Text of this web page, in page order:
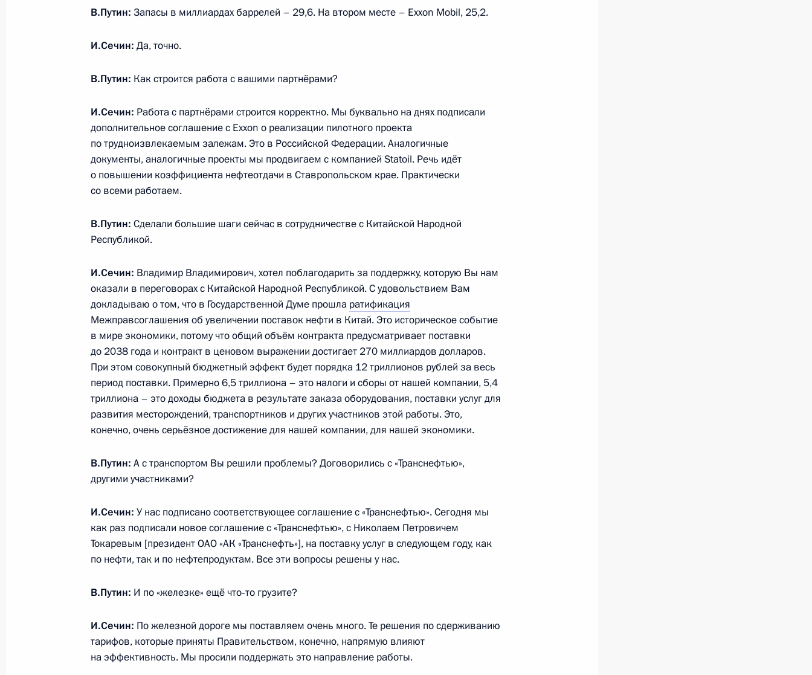
Союзного государства
Подписан закон о ратификации российско-китайского
сырой нефтью
Встреча с главой компании «Роснефть» Игорем Сечиным
Заседание Совета по науке и образованию
20 декабря 2013 года, 15:40 Москва, Кремль
Николай Рогожкин назначен первым заместителем Министра
внутренних дел – главнокомандующим внутренними войсками
МВД
20 декабря 2013 года, 13:55
деятельности МВД
Показать предыдущие материалы
Встреча с военнослужащими Военно-Морского Флота
В.Путин: Запасы в миллиардах баррелей – 29,6. На втором месте – Exxon Mobil, 25,2.
И.Сечин: Да, точно.
В.Путин: Как строится работа с вашими партнёрами?
И.Сечин: Работа с партнёрами строится корректно. Мы буквально на днях подписали
дополнительное соглашение с Exxon о реализации пилотного проекта
по трудноизвлекаемым залежам. Это в Российской Федерации. Аналогичные
документы, аналогичные проекты мы продвигаем с компанией Statoil. Речь идёт
о повышении коэффициента нефтеотдачи в Ставропольском крае. Практически
со всеми работаем.
В.Путин: Сделали большие шаги сейчас в сотрудничестве с Китайской Народной
Республикой.
И.Сечин: Владимир Владимирович, хотел поблагодарить за поддержку, которую Вы нам
оказали в переговорах с Китайской Народной Республикой. С удовольствием Вам
докладываю о том, что в Государственной Думе прошла ратификация
Межправсоглашения об увеличении поставок нефти в Китай. Это историческое событие
в мире экономики, потому что общий объём контракта предусматривает поставки
до 2038 года и контракт в ценовом выражении достигает 270 миллиардов долларов.
При этом совокупный бюджетный эффект будет порядка 12 триллионов рублей за весь
период поставки. Примерно 6,5 триллиона – это налоги и сборы от нашей компании, 5,4
триллиона – это доходы бюджета в результате заказа оборудования, поставки услуг для
развития месторождений, транспортников и других участников этой работы. Это,
конечно, очень серьёзное достижение для нашей компании, для нашей экономики.
В.Путин: А с транспортом Вы решили проблемы? Договорились с «Транснефтью»,
другими участниками?
И.Сечин: У нас подписано соответствующее соглашение с «Транснефтью». Сегодня мы
как раз подписали новое соглашение с «Транснефтью», с Николаем Петровичем
Токаревым [президент ОАО «АК «Транснефть»], на поставку услуг в следующем году, как
по нефти, так и по нефтепродуктам. Все эти вопросы решены у нас.
В.Путин: И по «железке» ещё что‑то грузите?
И.Сечин: По железной дороге мы поставляем очень много. Те решения по сдерживанию
тарифов, которые приняты Правительством, конечно, напрямую влияют
на эффективность. Мы просили поддержать это направление работы.